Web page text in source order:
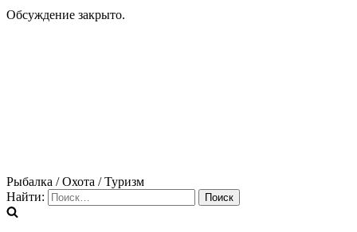
Обсуждение закрыто.
Рыбалка / Охота / Туризм
Найти: